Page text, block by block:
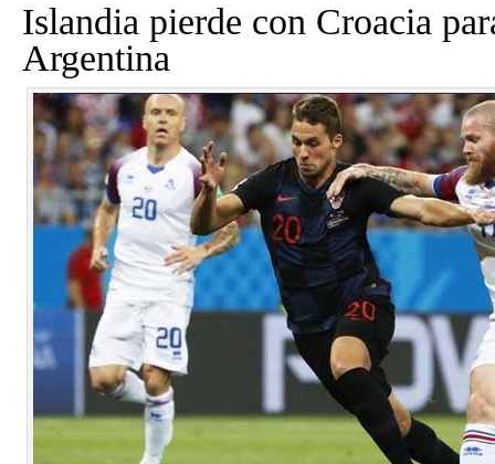
Islandia pierde con Croacia
Argentina